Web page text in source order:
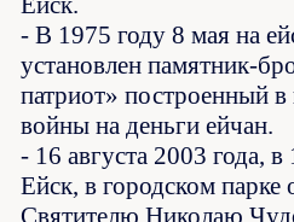
- В 1975 году 8 мая на
установлен памятник-
патриот» построенный
войны на деньги ейчан.
- 16 августа 2003 года,
Ейск, в городском
Святителю Николаю